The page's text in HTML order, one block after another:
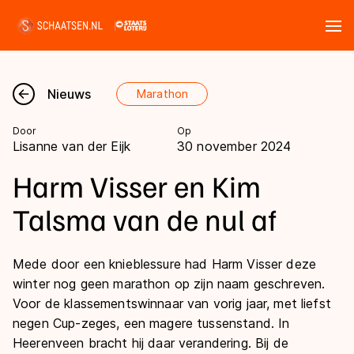
Nieuws
Kalender
Disciplines
Langebaan
Shorttrack
Inlineskaten
Uitslagen
Langebaan
Shorttrack
Marathon
Tijden & historie
Ranglijsten Langebaan
Nieuws Marathon
Door
Lisanne van der Eijk
Op
30 november 2024
Harm Visser en Kim
Talsma van de nul af
Mede door een knieblessure had Harm Visser deze
winter nog geen marathon op zijn naam geschreven.
Voor de klassementswinnaar van vorig jaar, met liefst
negen Cup-zeges, een magere tussenstand. In
Heerenveen bracht hij daar verandering. Bij de